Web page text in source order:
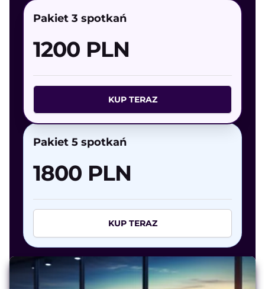
Pakiet 3 spotkań
1200 PLN
KUP TERAZ
Pakiet 5 spotkań
1800 PLN
KUP TERAZ